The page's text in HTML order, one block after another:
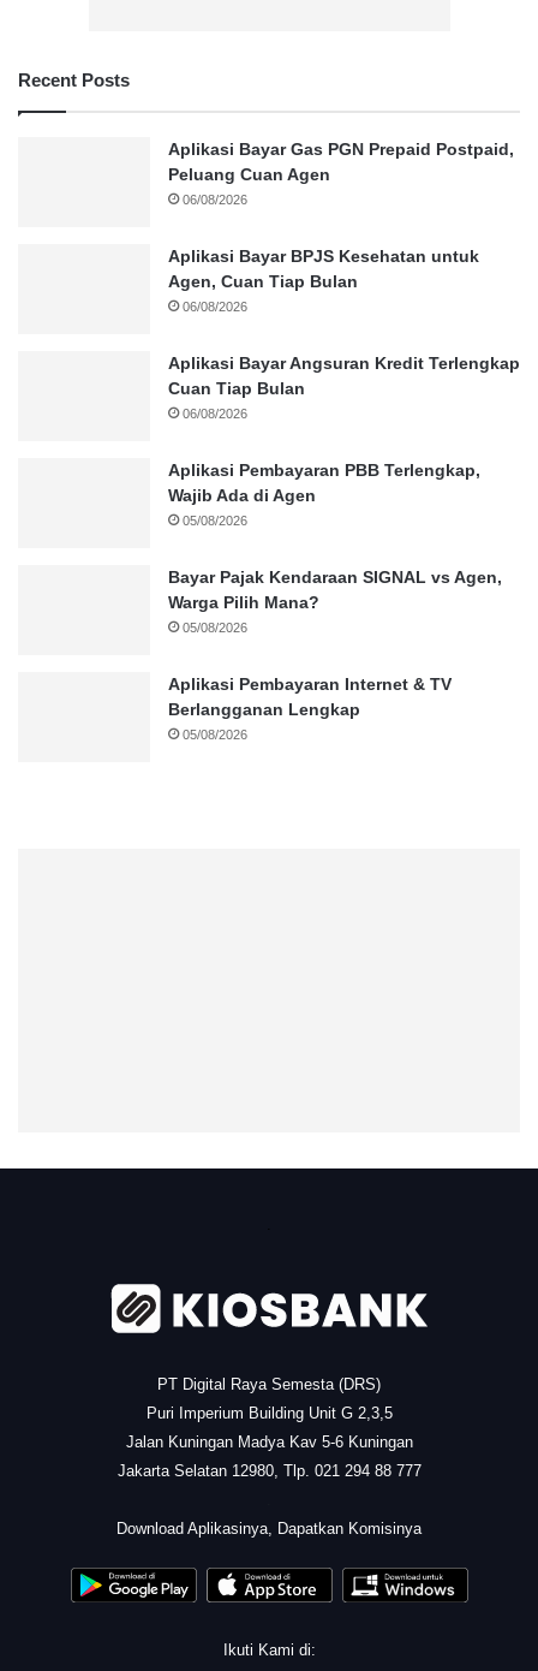
Recent Posts
Aplikasi Bayar Gas PGN Prepaid Postpaid,
Peluang Cuan Agen
06/08/2026
Aplikasi Bayar BPJS Kesehatan untuk
Agen, Cuan Tiap Bulan
06/08/2026
Aplikasi Bayar Angsuran Kredit Terlengkap
Cuan Tiap Bulan
06/08/2026
Aplikasi Pembayaran PBB Terlengkap,
Wajib Ada di Agen
05/08/2026
Bayar Pajak Kendaraan SIGNAL vs Agen,
Warga Pilih Mana?
05/08/2026
Aplikasi Pembayaran Internet & TV
Berlangganan Lengkap
05/08/2026
PT Digital Raya Semesta (DRS)
Puri Imperium Building Unit G 2,3,5
Jalan Kuningan Madya Kav 5-6 Kuningan
Jakarta Selatan 12980, Tlp. 021 294 88 777
Download Aplikasinya, Dapatkan Komisinya
Ikuti Kami di: